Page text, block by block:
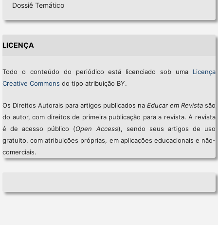
Dossiê Temático
LICENÇA
Todo o conteúdo do periódico está licenciado sob uma Licença
Creative Commons do tipo atribuição BY.
Os Direitos Autorais para artigos publicados naEducar em Revista são
do autor, com direitos de primeira publicação para a revista. A revista
é de acesso público (Open Access), sendo seus artigos de uso
gratuito, com atribuições próprias, em aplicações educacionais e não-
comerciais.